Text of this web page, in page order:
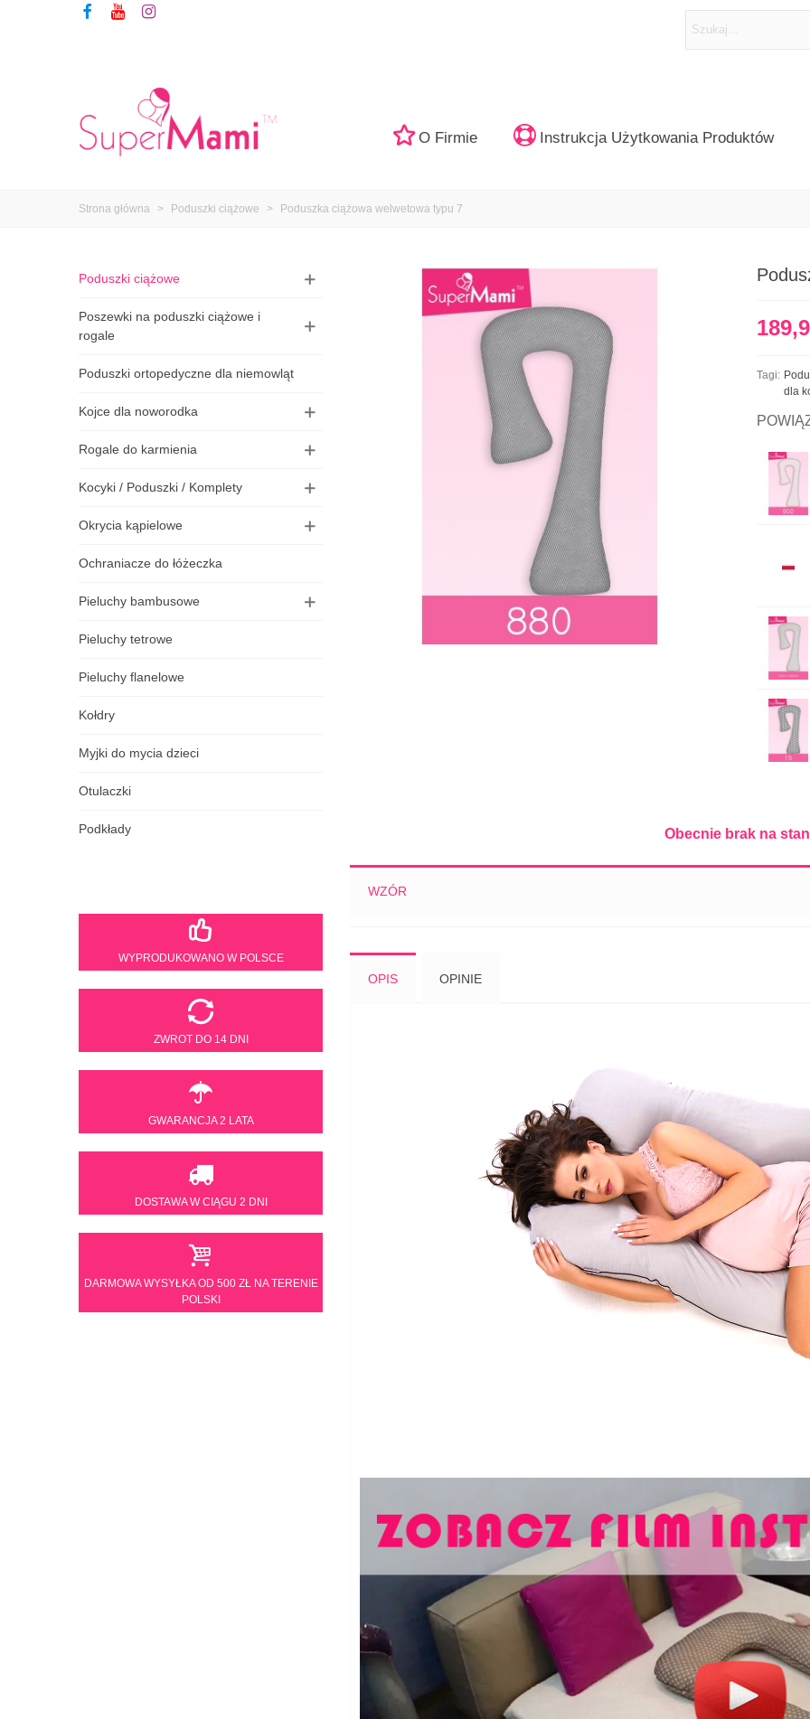
O Firmie Instrukcja Użytkowania Produktów
Strona główna > Poduszki ciążowe > Poduszka ciążowa welwetowa typu 7
Poduszki ciążowe
Poszewki na poduszki ciążowe i
rogale
Poduszki ortopedyczne dla niemowląt
Kojce dla noworodka
Rogale do karmienia
Kocyki / Poduszki / Komplety
Okrycia kąpielowe
Ochraniacze do łóżeczka
Pieluchy bambusowe
Pieluchy tetrowe
Pieluchy flanelowe
Kołdry
Myjki do mycia dzieci
Otulaczki
Podkłady
WYPRODUKOWANO W POLSCE
ZWROT DO 14 DNI
GWARANCJA 2 LATA
DOSTAWA W CIĄGU 2 DNI
DARMOWA WYSYŁKA OD 500 ZŁ NA TERENIE
POLSKI
Tagi:
dla
Poszewka Welurowa Typu 7
84,00 zł
8,99 zł
Poszewka Bawełniana Typu 7
Poszewka Welurowa Typu 7
Pokrowiec Do Przechowywania / Transportu...
Poszewka Dzianinowa Typu 7
Obecnie brak na
WZÓR
OPIS OPINIE